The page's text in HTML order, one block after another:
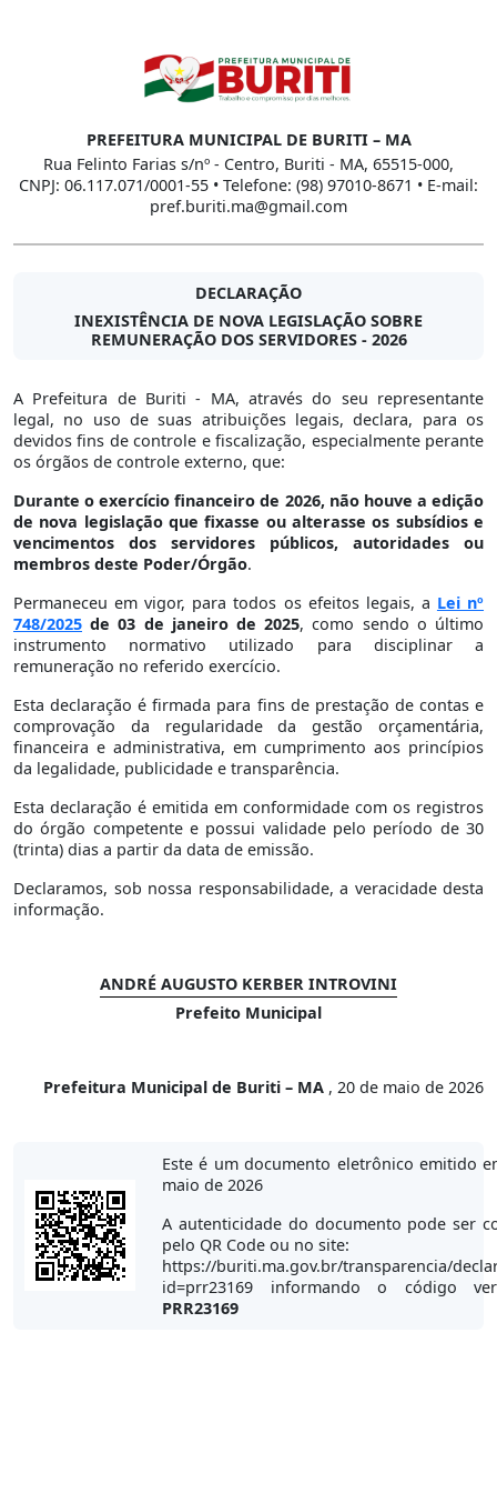
PREFEITURA MUNICIPAL DE BURITI – MA
Rua Felinto Farias s/nº - Centro, Buriti - MA, 65515-000,
CNPJ: 06.117.071/0001-55 • Telefone: (98) 97010-8671 • E-mail:
pref.buriti.ma@gmail.com
DECLARAÇÃO
INEXISTÊNCIA DE NOVA LEGISLAÇÃO SOBRE
REMUNERAÇÃO DOS SERVIDORES - 2026
A Prefeitura de Buriti - MA, através do seu representante
legal, no uso de suas atribuições legais, declara, para os
devidos fins de controle e fiscalização, especialmente perante
os órgãos de controle externo, que:
Durante o exercício financeiro de 2026, não houve a edição
de nova legislação que fixasse ou alterasse os subsídios e
vencimentos dos servidores públicos, autoridades ou
membros deste Poder/Órgão.
Permaneceu em vigor, para todos os efeitos legais, a Lei nº
748/2025 de 03 de janeiro de 2025, como sendo o último
instrumento normativo utilizado para disciplinar a
remuneração no referido exercício.
Esta declaração é firmada para fins de prestação de contas e
comprovação da regularidade da gestão orçamentária,
financeira e administrativa, em cumprimento aos princípios
da legalidade, publicidade e transparência.
Esta declaração é emitida em conformidade com os registros
do órgão competente e possui validade pelo período de 30
(trinta) dias a partir da data de emissão.
Declaramos, sob nossa responsabilidade, a veracidade desta
informação.
ANDRÉ AUGUSTO KERBER INTROVINI
Prefeito Municipal
Prefeitura Municipal de Buriti – MA , 20 de maio de 2026
Este é um documento eletrônico emitido
maio de 2026
A autenticidade do documento pode ser
pelo QR Code ou no site:
https://buriti.ma.gov.br/transparencia/
id=prr23169 informando o código
PRR23169